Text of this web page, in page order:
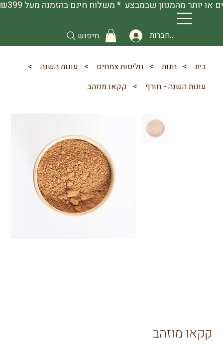
להתחברות חיפוש
בית > חנות > חליטות צמחים > עונות השנה
>
עונות השנה - חורף
> קקאו מוזהב
קקאו מוזהב